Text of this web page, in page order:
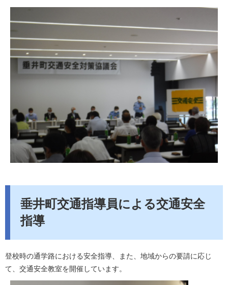
垂井町交通指導員による交通安全
指導
登校時の通学路における安全指導、また、地域からの要請に応じ
て、交通安全教室を開催しています。